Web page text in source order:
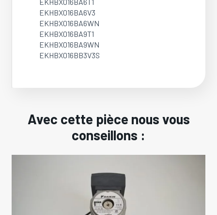
EKHBX016BA6V3
EKHBX016BA6WN
EKHBX016BA9T1
EKHBX016BA9WN
EKHBX016BB3V3S
Avec cette pièce nous vous
conseillons :